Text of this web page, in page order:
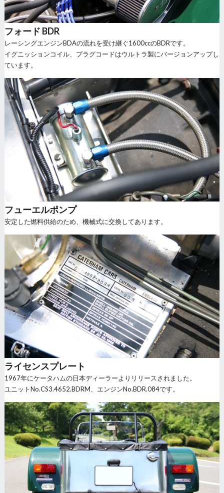
フォード BDR
レーシングエンジンBDAの流れを受け継ぐ1600ccのBDRです。
イグニッションコイル、プラグコードはウルトラ製にバージョンアップし
ています。
フューエルポンプ
安定した燃料供給のため、機械式に交換してあります。
ライセンスプレート
1967年にケータハムの日本ディーラーよりリリースされました。
ユニットNo.CS3.4652.BDRM、エンジンNo.BDR.084です。